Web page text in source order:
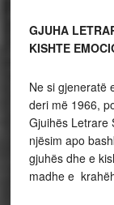
GJUHA
KISHTE
Ne si gjeneratë
deri më 1966,
Gjuihës Letrare
njësim apo
gjuhës dhe e
madhe e